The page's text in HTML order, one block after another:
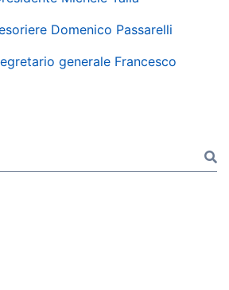
Domenico Passarelli
generale Francesco